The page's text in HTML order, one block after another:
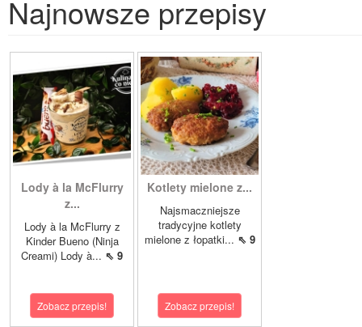
Najnowsze przepisy
Lody à la McFlurry
z...
Lody à la McFlurry z
Kinder Bueno (Ninja
Creami) Lody à... ⇖ 9
Zobacz przepis!
Kotlety mielone z...
Najsmaczniejsze
tradycyjne kotlety
mielone z łopatki... ⇖ 9
Zobacz przepis!